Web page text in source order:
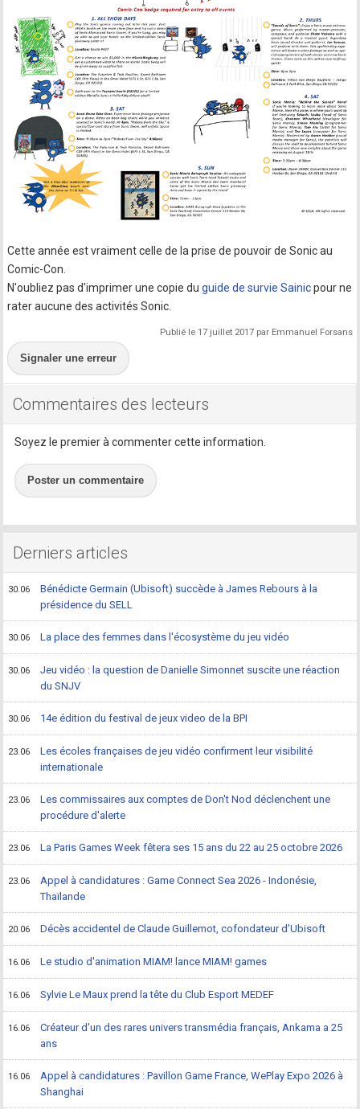
Cette année est vraiment celle de la prise de pouvoir de Sonic au
Comic-Con.
N'oubliez pas d'imprimer une copie duguide de survie Sainicpour ne
rater aucune des activités Sonic.
Publié le 17 juillet 2017 par Emmanuel Forsans
Signaler une erreur
Commentaires des lecteurs
Soyez le premier à commenter cette information.
Poster un commentaire
Derniers articles
30.06
Bénédicte Germain (Ubisoft) succède à James Rebours à la
présidence du SELL
30.06 La place des femmes dans l'écosystème du jeu vidéo
30.06
Jeu vidéo : la question de Danielle Simonnet suscite une réaction
du SNJV
30.06 14e édition du festival de jeux video de la BPI
23.06
Les écoles françaises de jeu vidéo confirment leur visibilité
internationale
23.06
Les commissaires aux comptes de Don't Nod déclenchent une
procédure d'alerte
23.06 La Paris Games Week fêtera ses 15 ans du 22 au 25 octobre 2026
23.06
Appel à candidatures : Game Connect Sea 2026 - Indonésie,
Thaïlande
20.06 Décès accidentel de Claude Guillemot, cofondateur d'Ubisoft
16.06 Le studio d'animation MIAM! lance MIAM! games
16.06 Sylvie Le Maux prend la tête du Club Esport MEDEF
16.06
Créateur d'un des rares univers transmédia français, Ankama a 25
ans
16.06
Appel à candidatures : Pavillon Game France, WePlay Expo 2026 à
Shanghai